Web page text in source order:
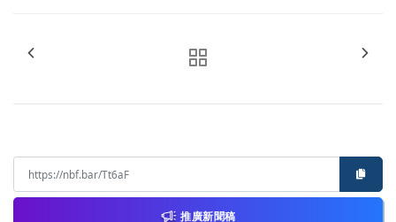
推廣新聞稿